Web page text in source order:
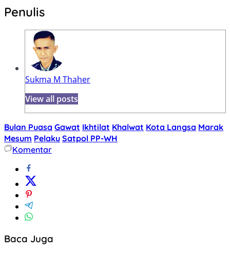
Penulis
Sukma M Thaher
View all posts
Bulan Puasa Gawat Ikhtilat Khalwat Kota Langsa Marak
Mesum Pelaku Satpol PP-WH
Komentar
Baca Juga